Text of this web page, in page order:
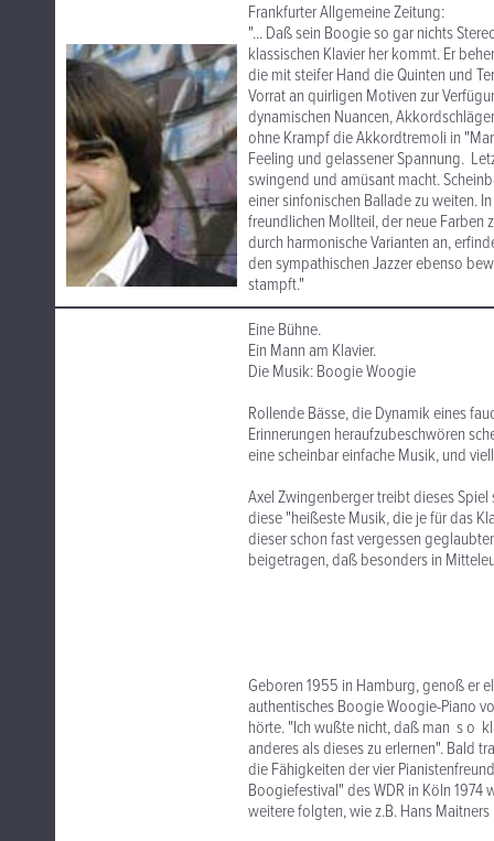
Frankfurter Allgemeine Zeitung:
"... Daß sein Boogie so gar nichts
klassischen Klavier her kommt. Er
die mit steifer Hand die Quinten und
Vorrat an quirligen Motiven zur
dynamischen Nuancen,
ohne Krampf die Akkordtremoli in
Feeling und gelassener Spannung.
swingend und amüsant macht.
einer sinfonischen Ballade zu weiten.
freundlichen Mollteil, der neue Farben
durch harmonische Varianten an,
den sympathischen Jazzer ebenso
stampft."
Eine Bühne.
Ein Mann am Klavier.
Die Musik: Boogie Woogie
Rollende Bässe, die Dynamik eines
Erinnerungen heraufzubeschwören
eine scheinbar einfache Musik, und
Axel Zwingenberger treibt dieses
diese "heißeste Musik, die je für das
dieser schon fast vergessen
beigetragen, daß besonders in
Geboren 1955 in Hamburg, genoß er
authentisches Boogie Woogie-Piano
hörte. "Ich wußte nicht, daß man s o
anderes als dieses zu erlernen". Bald
die Fähigkeiten der vier
Boogiefestival" des WDR in Köln
weitere folgten, wie z.B. Hans